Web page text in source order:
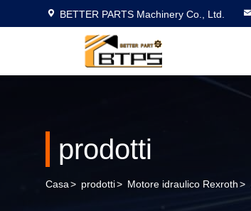
BETTER PARTS Machinery Co., Ltd.
prodotti
Casa> prodotti> Motore idraulico Rexroth>